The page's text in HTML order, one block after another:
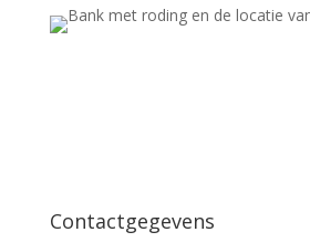
Contactgegevens